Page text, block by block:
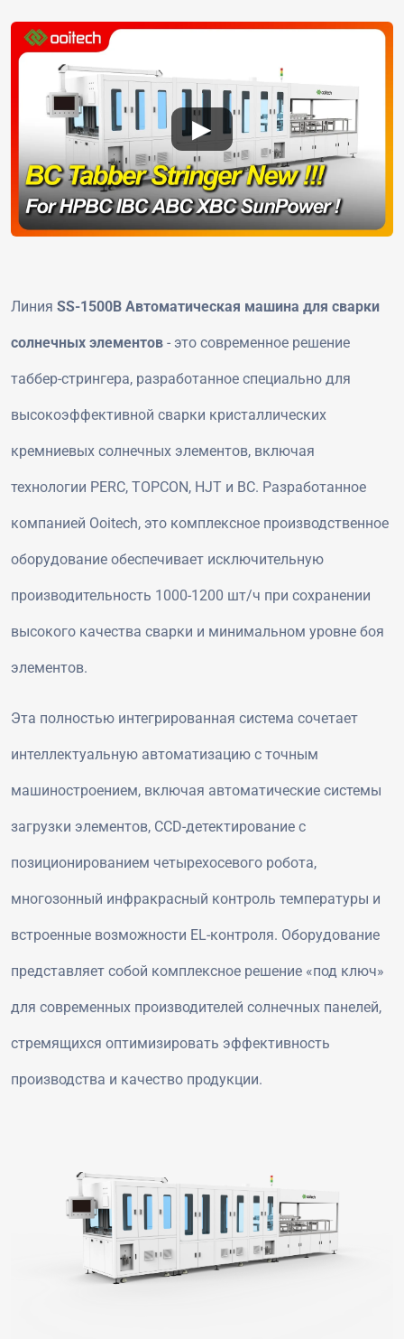
▶
Линия SS-1500B Автоматическая машина для сварки
солнечных элементов - это современное решение
таббер-стрингера, разработанное специально для
высокоэффективной сварки кристаллических
кремниевых солнечных элементов, включая
технологии PERC, TOPCON, HJT и BC. Разработанное
компанией Ooitech, это комплексное производственное
оборудование обеспечивает исключительную
производительность 1000-1200 шт/ч при сохранении
высокого качества сварки и минимальном уровне боя
элементов.
Эта полностью интегрированная система сочетает
интеллектуальную автоматизацию с точным
машиностроением, включая автоматические системы
загрузки элементов, CCD-детектирование с
позиционированием четырехосевого робота,
многозонный инфракрасный контроль температуры и
встроенные возможности EL-контроля. Оборудование
представляет собой комплексное решение «под ключ»
для современных производителей солнечных панелей,
стремящихся оптимизировать эффективность
производства и качество продукции.